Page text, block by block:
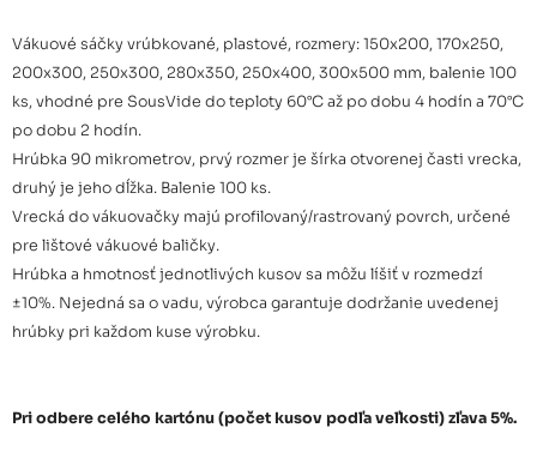
250x400 (100ks)
Vakuové vrecká profilované
280x350 (100ks)
Vakuové vrecká profilované
300x500 (100ks)
19,08 €
Vakuové vrecká profilované
150x200 kartón 32 bal.
121,90 €
170x250 kartón 24 bal.
123,64 €
Vákuové sáčky vrúbkované, plastové, rozmery: 150x200, 170x250,
200x300, 250x300, 280x350, 250x400, 300x500 mm, balenie 100
ks, vhodné pre SousVide do teploty 60°C až po dobu 4 hodín a 70°C
po dobu 2 hodín.
Hrúbka 90 mikrometrov, prvý rozmer je šírka otvorenej časti vrecka,
druhý je jeho dĺžka. Balenie 100 ks.
Vrecká do vákuovačky majú profilovaný/rastrovaný povrch, určené
pre lištové vákuové baličky.
Hrúbka a hmotnosť jednotlivých kusov sa môžu líšiť v rozmedzí
±10%. Nejedná sa o vadu, výrobca garantuje dodržanie uvedenej
hrúbky pri každom kuse výrobku.
Pri odbere celého kartónu (počet kusov podľa veľkosti) zľava 5%.